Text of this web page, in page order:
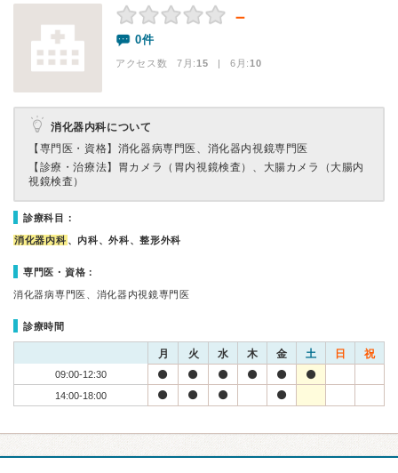
－
0件
アクセス数 7月:15 | 6月:10
消化器内科について
【専門医・資格】 消化器病専門医、消化器内視鏡専門医
【診療・治療法】 胃カメラ（胃内視鏡検査）、大腸カメラ（大腸内
視鏡検査）
診療科目：
消化器内科 、内科、外科、整形外科
専門医・資格：
消化器病専門医、消化器内視鏡専門医
診療時間
月 火 水 木 金 土 日 祝
09:00-12:30
14:00-18:00